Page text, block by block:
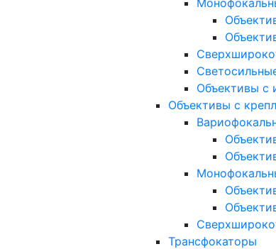
Объективы с
Объективы с
Трансфокаторы